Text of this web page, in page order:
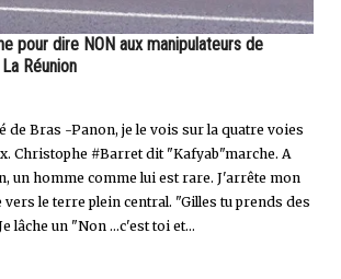
pour dire NON aux manipulateurs de
Réunion
de Bras -Panon, je le vois sur la quatre voies
Christophe #Barret dit "Kafyab"marche. A
un homme comme lui est rare. J'arrête mon
le terre plein central. "Gilles tu prends des
lâche un "Non ...c'est toi et...